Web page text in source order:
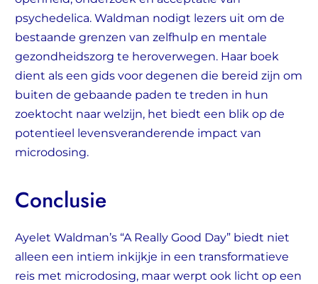
psychedelica. Waldman nodigt lezers uit om de
bestaande grenzen van zelfhulp en mentale
gezondheidszorg te heroverwegen. Haar boek
dient als een gids voor degenen die bereid zijn om
buiten de gebaande paden te treden in hun
zoektocht naar welzijn, het biedt een blik op de
potentieel levensveranderende impact van
microdosing.
Conclusie
Ayelet Waldman’s “A Really Good Day” biedt niet
alleen een intiem inkijkje in een transformatieve
reis met microdosing, maar werpt ook licht op een